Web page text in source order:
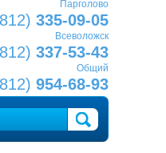
Парголово
335-09-05
Всеволожск
337-53-43
Общий
954-68-93